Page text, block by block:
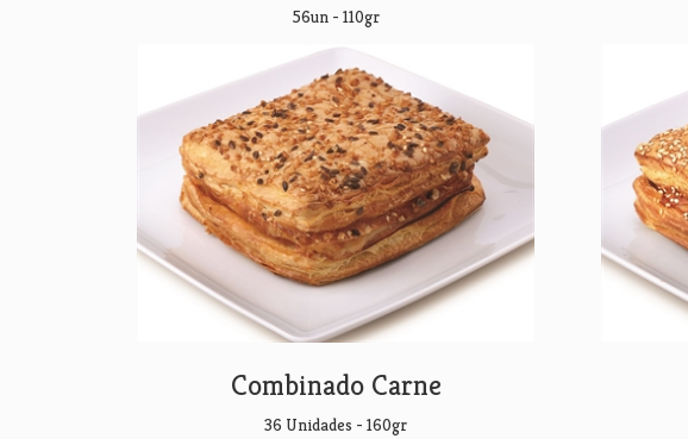
56un - 110gr
Combinado Carne
36 Unidades - 160gr